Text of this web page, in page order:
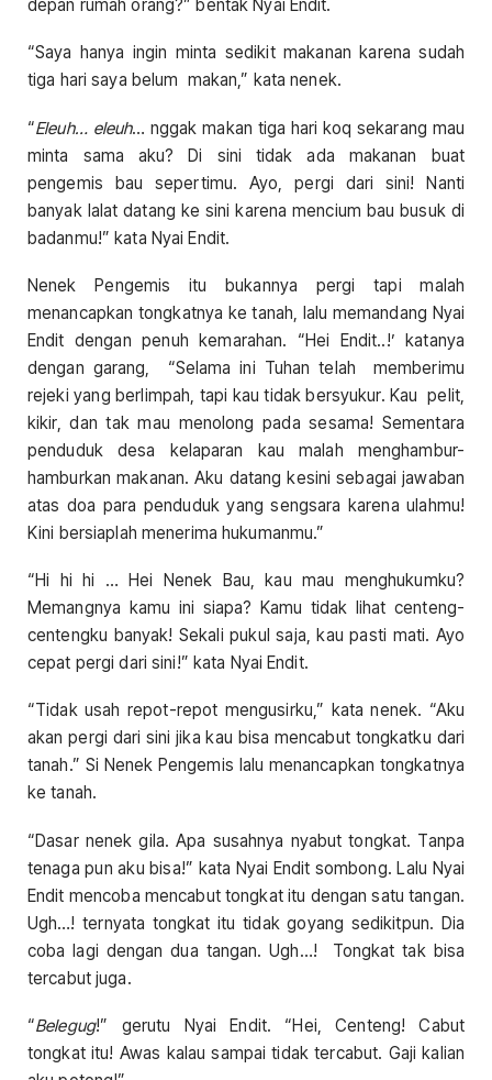
depan rumah orang?” bentak Nyai Endit.
“Saya hanya ingin minta sedikit makanan karena sudah
tiga hari saya belum makan,” kata nenek.
“Eleuh… eleuh… nggak makan tiga hari koq sekarang mau
minta sama aku? Di sini tidak ada makanan buat
pengemis bau sepertimu. Ayo, pergi dari sini! Nanti
banyak lalat datang ke sini karena mencium bau busuk di
badanmu!” kata Nyai Endit.
Nenek Pengemis itu bukannya pergi tapi malah
menancapkan tongkatnya ke tanah, lalu memandang Nyai
Endit dengan penuh kemarahan. “Hei Endit..!’ katanya
dengan garang, “Selama ini Tuhan telah memberimu
rejeki yang berlimpah, tapi kau tidak bersyukur. Kau pelit,
kikir, dan tak mau menolong pada sesama! Sementara
penduduk desa kelaparan kau malah menghambur-
hamburkan makanan. Aku datang kesini sebagai jawaban
atas doa para penduduk yang sengsara karena ulahmu!
Kini bersiaplah menerima hukumanmu.”
“Hi hi hi … Hei Nenek Bau, kau mau menghukumku?
Memangnya kamu ini siapa? Kamu tidak lihat centeng-
centengku banyak! Sekali pukul saja, kau pasti mati. Ayo
cepat pergi dari sini!” kata Nyai Endit.
“Tidak usah repot-repot mengusirku,” kata nenek. “Aku
akan pergi dari sini jika kau bisa mencabut tongkatku dari
tanah.” Si Nenek Pengemis lalu menancapkan tongkatnya
ke tanah.
“Dasar nenek gila. Apa susahnya nyabut tongkat. Tanpa
tenaga pun aku bisa!” kata Nyai Endit sombong. Lalu Nyai
Endit mencoba mencabut tongkat itu dengan satu tangan.
Ugh…! ternyata tongkat itu tidak goyang sedikitpun. Dia
coba lagi dengan dua tangan. Ugh…! Tongkat tak bisa
tercabut juga.
“Belegug!” gerutu Nyai Endit. “Hei, Centeng! Cabut
tongkat itu! Awas kalau sampai tidak tercabut. Gaji kalian